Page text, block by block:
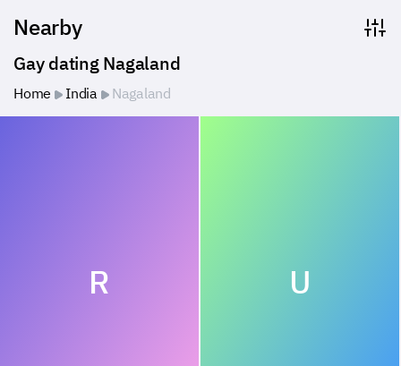
Nearby
Gay dating Nagaland
Home India Nagaland
R U